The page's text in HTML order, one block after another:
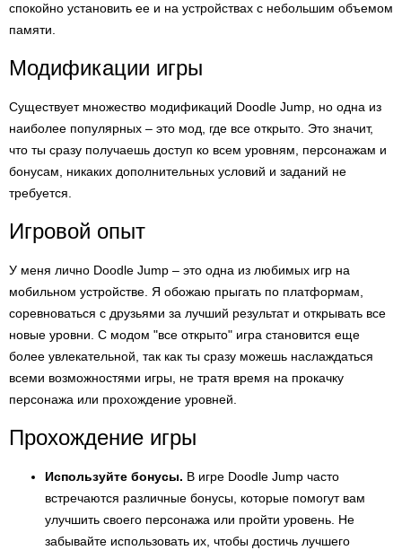
спокойно установить ее и на устройствах с небольшим объемом
памяти.
Модификации игры
Существует множество модификаций Doodle Jump, но одна из
наиболее популярных – это мод, где все открыто. Это значит,
что ты сразу получаешь доступ ко всем уровням, персонажам и
бонусам, никаких дополнительных условий и заданий не
требуется.
Игровой опыт
У меня лично Doodle Jump – это одна из любимых игр на
мобильном устройстве. Я обожаю прыгать по платформам,
соревноваться с друзьями за лучший результат и открывать все
новые уровни. С модом "все открыто" игра становится еще
более увлекательной, так как ты сразу можешь наслаждаться
всеми возможностями игры, не тратя время на прокачку
персонажа или прохождение уровней.
Прохождение игры
Используйте бонусы. В игре Doodle Jump часто
встречаются различные бонусы, которые помогут вам
улучшить своего персонажа или пройти уровень. Не
забывайте использовать их, чтобы достичь лучшего